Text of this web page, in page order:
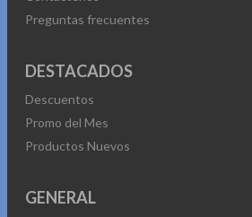
Preguntas frecuentes
DESTACADOS
Descuentos
Promo del Mes
Productos Nuevos
GENERAL